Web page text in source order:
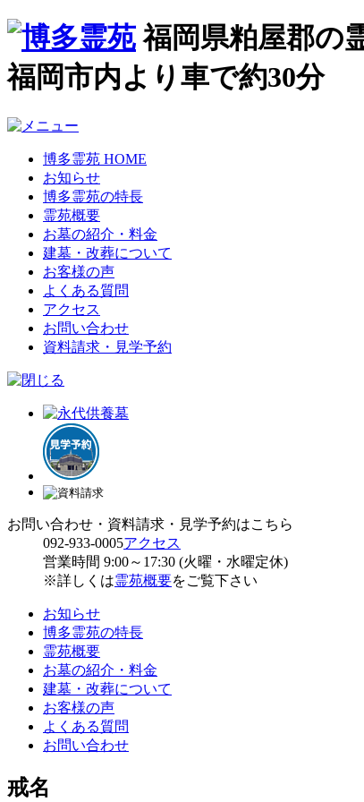
福岡県粕屋郡の
福岡市内より車で約30分
博多霊苑 HOME
お知らせ
博多霊苑の特長
霊苑概要
お墓の紹介・料金
建墓・改葬について
お客様の声
よくある質問
アクセス
お問い合わせ
資料請求・見学予約
お問い合わせ・資料請求・見学予約はこちら
092-933-0005アクセス
営業時間 9:00～17:30 (火曜・水曜定休)
※詳しくは霊苑概要をご覧下さい
お知らせ
博多霊苑の特長
霊苑概要
お墓の紹介・料金
建墓・改葬について
お客様の声
よくある質問
お問い合わせ
戒名